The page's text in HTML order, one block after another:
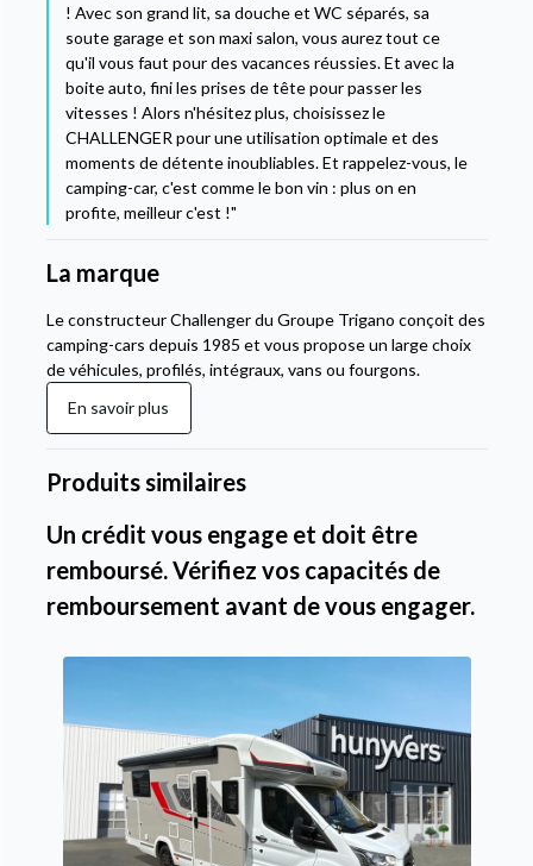
! Avec son grand lit, sa douche et WC séparés, sa
soute garage et son maxi salon, vous aurez tout ce
qu'il vous faut pour des vacances réussies. Et avec la
boite auto, fini les prises de tête pour passer les
vitesses ! Alors n'hésitez plus, choisissez le
CHALLENGER pour une utilisation optimale et des
moments de détente inoubliables. Et rappelez-vous, le
camping-car, c'est comme le bon vin : plus on en
profite, meilleur c'est !"
La marque
Le constructeur Challenger du Groupe Trigano conçoit des
camping-cars depuis 1985 et vous propose un large choix
de véhicules, profilés, intégraux, vans ou fourgons.
En savoir plus
Produits similaires
Un crédit vous engage et doit être
remboursé. Vérifiez vos capacités de
remboursement avant de vous engager.